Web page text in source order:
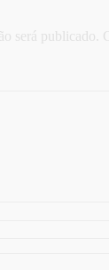
será publicado.